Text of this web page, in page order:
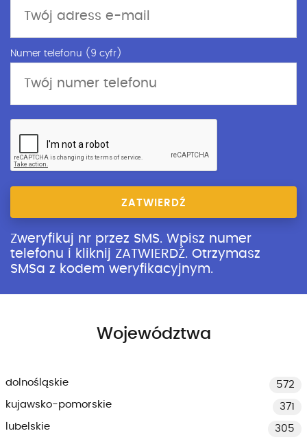
Numer telefonu (9 cyfr)
ZATWIERDŹ
Zweryfikuj nr przez SMS. Wpisz numer
telefonu i kliknij ZATWIERDŹ. Otrzymasz
SMSa z kodem weryfikacyjnym.
Województwa
dolnośląskie
572
kujawsko-pomorskie
371
lubelskie
305